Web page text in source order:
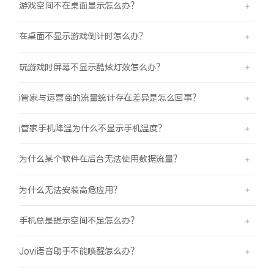
游戏空间不在桌面显示怎么办？
在桌面不显示游戏倒计时怎么办？
玩游戏时屏幕不显示酷炫灯效怎么办？
i管家与运营商的流量统计存在差异是怎么回事？
i管家手机降温为什么不显示手机温度？
为什么某个软件在后台无法使用数据流量？
为什么无法安装高危应用？
手机总是提示空间不足怎么办？
Jovi语音助手不能唤醒怎么办？